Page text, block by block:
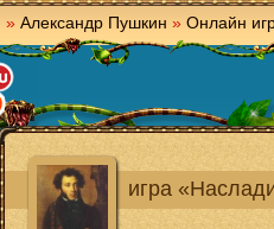
» Александр Пушкин » Онлайн
игра